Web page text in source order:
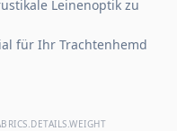
Leinenoptik zu
für Ihr Trachtenhemd